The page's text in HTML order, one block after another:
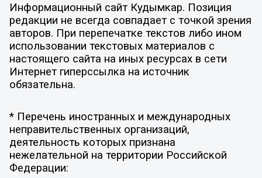
Информационный сайт Кудымкар. Позиция
редакции не всегда совпадает с точкой зрения
авторов. При перепечатке текстов либо ином
использовании текстовых материалов с
настоящего сайта на иных ресурсах в сети
Интернет гиперссылка на источник
обязательна.
* Перечень иностранных и международных
неправительственных организаций,
деятельность которых признана
нежелательной на территории Российской
Федерации: